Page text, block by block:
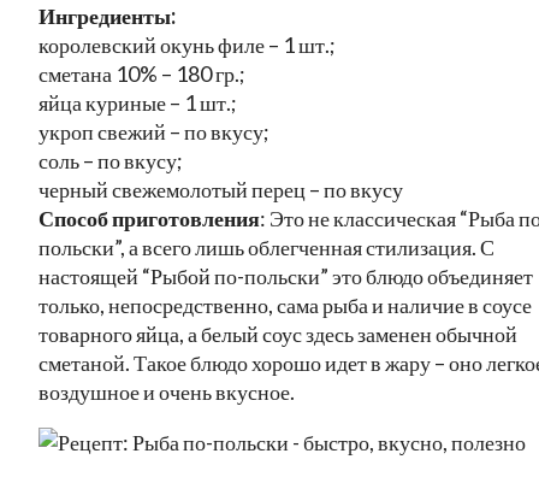
Ингредиенты:
королевский окунь филе – 1 шт.;
сметана 10% – 180 гр.;
яйца куриные – 1 шт.;
укроп свежий – по вкусу;
соль – по вкусу;
черный свежемолотый перец – по вкусу
Способ приготовления: Это не классическая “Рыба
польски”, а всего лишь облегченная стилизация. С
настоящей “Рыбой по-польски” это блюдо объединяет
только, непосредственно, сама рыба и наличие в соусе
товарного яйца, а белый соус здесь заменен обычной
сметаной. Такое блюдо хорошо идет в жару – оно
воздушное и очень вкусное.